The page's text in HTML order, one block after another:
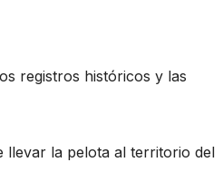
registros históricos y las
llevar la pelota al territorio del